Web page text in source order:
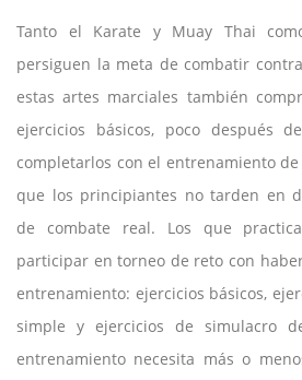
Tanto el Karate y Muay Thai
persiguen la meta de combatir
estas artes marciales también
ejercicios básicos, poco después
completarlos con el entrenamiento
que los principiantes no tarden en
de combate real. Los que
participar en torneo de reto con
entrenamiento: ejercicios básicos,
simple y ejercicios de simulacro
entrenamiento necesita más o